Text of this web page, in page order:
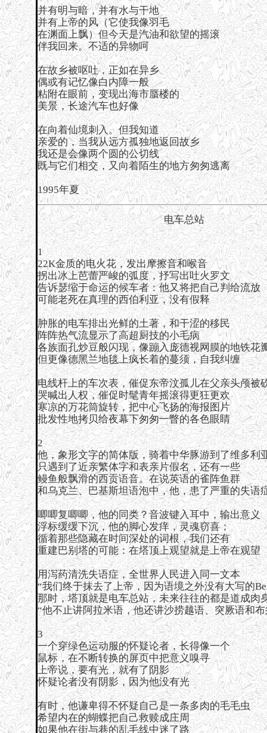
并有明与暗，并有水与干地
并有上帝的风（它使我像羽毛
在渊面上飘）但今天是汽油和欲望的摇滚
伴我回来。不适的异物呵
在故乡被呕吐，正如在异乡
偶或有记忆像白内障一般
粘附在眼前，变现出海市蜃楼的
美景，长途汽车也好像
在向着仙境刺入。但我知道
亲爱的，当我从远方孤独地返回故乡
我还是会像两个圆的公切线
既与它们相交，又向着陌生的地方匆匆逃离
1995年夏
电车总站
1
22K金质的电火花，发出摩擦音和喉音
拐出冰上芭蕾严峻的弧度，抒写出吐火罗文
告诉瑟缩于命运的候车者：他又将把自己判给流放
可能老死在真理的西伯利亚，没有假释
肿胀的电车排出光鲜的土著，和干涩的移民
阵阵热气流显示了高超厨技的小毛病
各族面孔炒豆般闪现，像蹦入庞德视网膜的地铁花
但更像德黑兰地毯上疯长着的蔓须，自我纠缠
电线杆上的车次表，催促东帝汶孤儿在父亲头颅被
哭喊出人权，催促时髦青年摇滚得更狂更欢
寒凉的万花筒旋转，把中心飞扬的海报图片
批发性地拷贝给夜幕下匆匆一瞥的各色眼睛
2
他，象形文字的简体版，骑着中华豚游到了维多利
只遇到了近亲繁体字和表亲片假名，还有一些
鳗鱼般飘滑的西贡语音。在说英语的雀阵鱼群
和乌克兰、巴基斯坦语泡中，他，患了严重的失语
唧唧复唧唧，他的同类？音波键入耳中，输出意义
浮标缓缓下沉，他的脚心发痒，灵魂窃喜；
循着那些隐藏在时间深处的词根，我们还有
重建巴别塔的可能：在塔顶上观望就是上帝在观望
用泻药清洗失语症，全世界人民进入同一文本
“我们终于抹去了上帝，因为语境之外没有大写的
那时，塔顶就是电车总站，未来往往的都是道成肉
“他不止讲阿拉米语，他还讲沙捞越语、突厥语和
3
一个穿绿色运动服的怀疑论者，长得像一个
鼠标，在不断转换的屏页中把意义嗅寻
上帝说，要有光，就有了阴影
怀疑论者没有阴影，因为他没有光
有时，他谦卑得不怀疑自己是一条多肉的毛毛虫
希望内在的蝴蝶把自己救赎成庄周
如果他在街与巷的乱毛线中迷了路